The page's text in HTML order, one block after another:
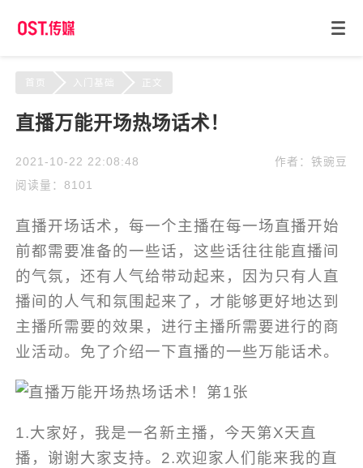
首页 入门基础 正文
直播万能开场热场话术！
2021-10-22 22:08:48
阅读量：8101
作者：铁豌豆
直播开场话术，每一个主播在每一场直播开始
前都需要准备的一些话，这些话往往能直播间
的气氛，还有人气给带动起来，因为只有人直
播间的人气和氛围起来了，才能够更好地达到
主播所需要的效果，进行主播所需要进行的商
业活动。免了介绍一下直播的一些万能话术。
1.大家好，我是一名新主播，今天第X天直
播，谢谢大家支持。2.欢迎家人们能来我的直